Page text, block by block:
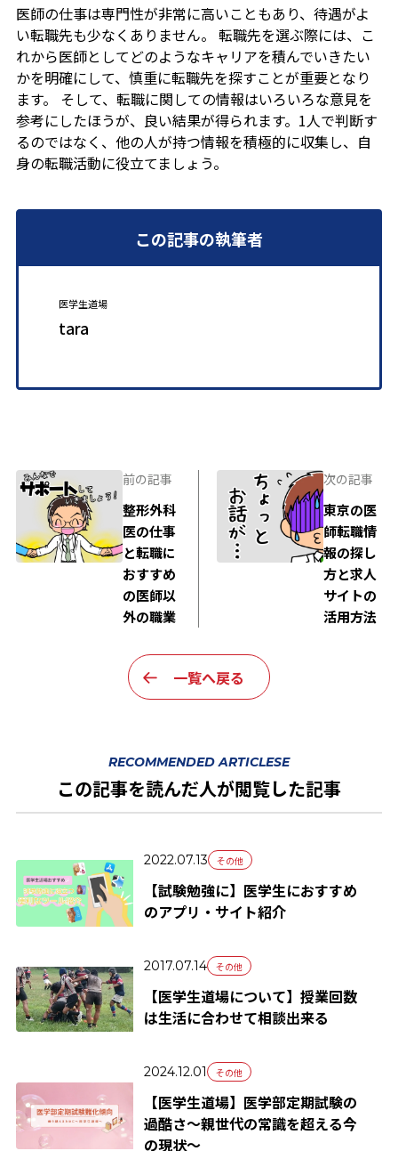
医師の仕事は専門性が非常に高いこともあり、待遇がよ
い転職先も少なくありません。 転職先を選ぶ際には、こ
れから医師としてどのようなキャリアを積んでいきたい
かを明確にして、慎重に転職先を探すことが重要となり
ます。 そして、転職に関しての情報はいろいろな意見を
参考にしたほうが、良い結果が得られます。1人で判断す
るのではなく、他の人が持つ情報を積極的に収集し、自
身の転職活動に役立てましょう。
この記事の執筆者
医学生道場
tara
前の記事
整形外科
医の仕事
と転職に
おすすめ
の医師以
外の職業
次の記事
東京の医
師転職情
報の探し
方と求人
サイトの
活用方法
一覧へ戻る
RECOMMENDED ARTICLESE
この記事を読んだ人が閲覧した記事
2022.07.13 その他
【試験勉強に】医学生におすすめ
のアプリ・サイト紹介
2017.07.14 その他
【医学生道場について】授業回数
は生活に合わせて相談出来る
2024.12.01 その他
【医学生道場】医学部定期試験の
過酷さ〜親世代の常識を超える今
の現状～